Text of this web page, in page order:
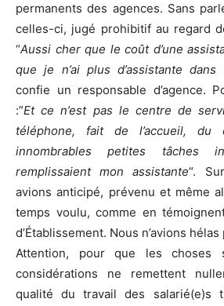
permanents des agences. Sans
celles-ci, jugé prohibitif au regard
“Aussi cher que le coût d’une
que je n’ai plus d’assistante dans
confie un responsable d’agence.
:”Et ce n’est pas le centre de
téléphone, fait de l’accueil, du
innombrables petites tâches
remplissaient mon assistante“.
avions anticipé, prévenu et même
temps voulu, comme en
d’Établissement. Nous n’avions
Attention, pour que les choses
considérations ne remettent
qualité du travail des salarié(e)s